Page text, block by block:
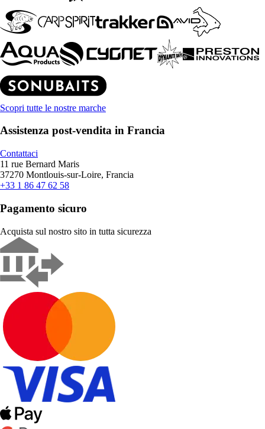
Scopri tutte le nostre marche
Assistenza post-vendita in Francia
Contattaci
11 rue Bernard Maris
37270 Montlouis-sur-Loire, Francia
+33 1 86 47 62 58
Pagamento sicuro
Acquista sul nostro sito in tutta sicurezza